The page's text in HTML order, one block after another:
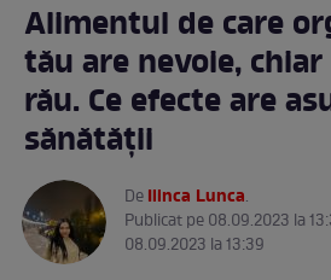
Alimentul de care
tău are nevoie,
rău. Ce efecte are
sănătății
DeIlinca Lunca.
Publicat pe 08.09.2023 la
08.09.2023 la 13:39